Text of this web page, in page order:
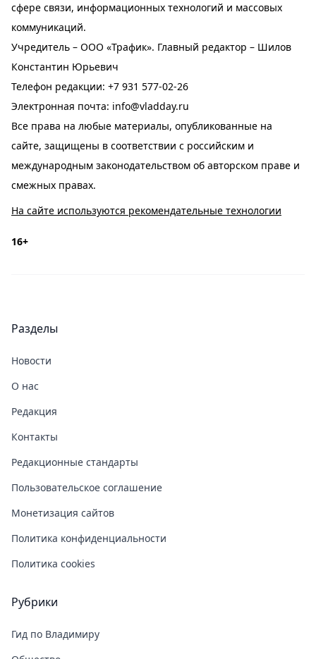
сфере связи, информационных технологий и массовых
коммуникаций.
Учредитель – ООО «Трафик». Главный редактор – Шилов
Константин Юрьевич
Телефон редакции: +7 931 577-02-26
Электронная почта: info@vladday.ru
Все права на любые материалы, опубликованные на
сайте, защищены в соответствии с российским и
международным законодательством об авторском праве и
смежных правах.
На сайте используются рекомендательные технологии
16+
Разделы
Новости
О нас
Редакция
Контакты
Редакционные стандарты
Пользовательское соглашение
Монетизация сайтов
Политика конфиденциальности
Политика cookies
Рубрики
Гид по Владимиру